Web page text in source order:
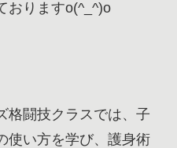
おりますo(^_^)o
格闘技クラスでは、子
使い方を学び、護身術